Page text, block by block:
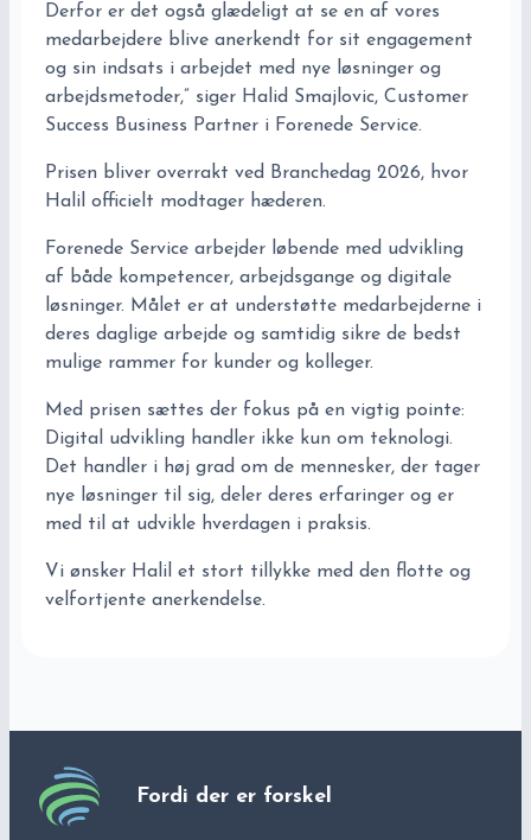
Derfor er det også glædeligt at se en af vores
medarbejdere blive anerkendt for sit engagement
og sin indsats i arbejdet med nye løsninger og
arbejdsmetoder,” siger Halid Smajlovic, Customer
Success Business Partner i Forenede Service.
Prisen bliver overrakt ved Branchedag 2026, hvor
Halil officielt modtager hæderen.
Forenede Service arbejder løbende med udvikling
af både kompetencer, arbejdsgange og digitale
løsninger. Målet er at understøtte medarbejderne i
deres daglige arbejde og samtidig sikre de bedst
mulige rammer for kunder og kolleger.
Med prisen sættes der fokus på en vigtig pointe:
Digital udvikling handler ikke kun om teknologi.
Det handler i høj grad om de mennesker, der tager
nye løsninger til sig, deler deres erfaringer og er
med til at udvikle hverdagen i praksis.
Vi ønsker Halil et stort tillykke med den flotte og
velfortjente anerkendelse.
Fordi der er forskel